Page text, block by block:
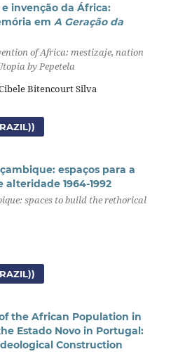
invenção da África:
em A Geração da
of Africa: mestizaje, nation
by Pepetela
Bitencourt Silva
espaços para a
1964-1992
spaces to build the rethorical
the African Population in
Estado Novo in Portugal:
Construction